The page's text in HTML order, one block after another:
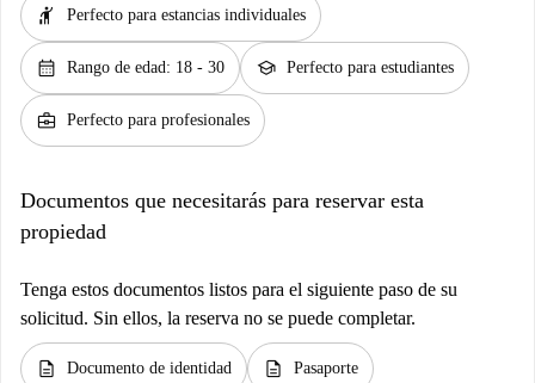
hail Perfecto para estancias individuales
calendar_month Rango de edad: 18 - 30 school Perfecto para estudiantes
business_center Perfecto para profesionales
Documentos que necesitarás para reservar esta
propiedad
Tenga estos documentos listos para el siguiente paso de su
solicitud. Sin ellos, la reserva no se puede completar.
description Documento de identidad description Pasaporte